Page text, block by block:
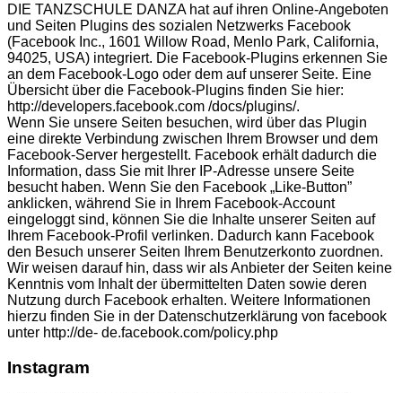
DIE TANZSCHULE DANZA hat auf ihren Online-Angeboten
und Seiten Plugins des sozialen Netzwerks Facebook
(Facebook Inc., 1601 Willow Road, Menlo Park, California,
94025, USA) integriert. Die Facebook-Plugins erkennen Sie
an dem Facebook-Logo oder dem auf unserer Seite. Eine
Übersicht über die Facebook-Plugins finden Sie hier:
http://developers.facebook.com /docs/plugins/.
Wenn Sie unsere Seiten besuchen, wird über das Plugin
eine direkte Verbindung zwischen Ihrem Browser und dem
Facebook-Server hergestellt. Facebook erhält dadurch die
Information, dass Sie mit Ihrer IP-Adresse unsere Seite
besucht haben. Wenn Sie den Facebook „Like-Button”
anklicken, während Sie in Ihrem Facebook-Account
eingeloggt sind, können Sie die Inhalte unserer Seiten auf
Ihrem Facebook-Profil verlinken. Dadurch kann Facebook
den Besuch unserer Seiten Ihrem Benutzerkonto zuordnen.
Wir weisen darauf hin, dass wir als Anbieter der Seiten keine
Kenntnis vom Inhalt der übermittelten Daten sowie deren
Nutzung durch Facebook erhalten. Weitere Informationen
hierzu finden Sie in der Datenschutzerklärung von facebook
unter http://de- de.facebook.com/policy.php
Instagram